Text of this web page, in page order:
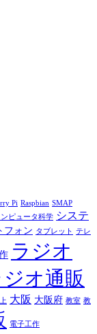
Pi Raspbian SMAP
ンピュータ科学 システ
フォン タブレット テレ
ラジオ
ジオ通販
大阪 大阪府 教室 教
電子工作